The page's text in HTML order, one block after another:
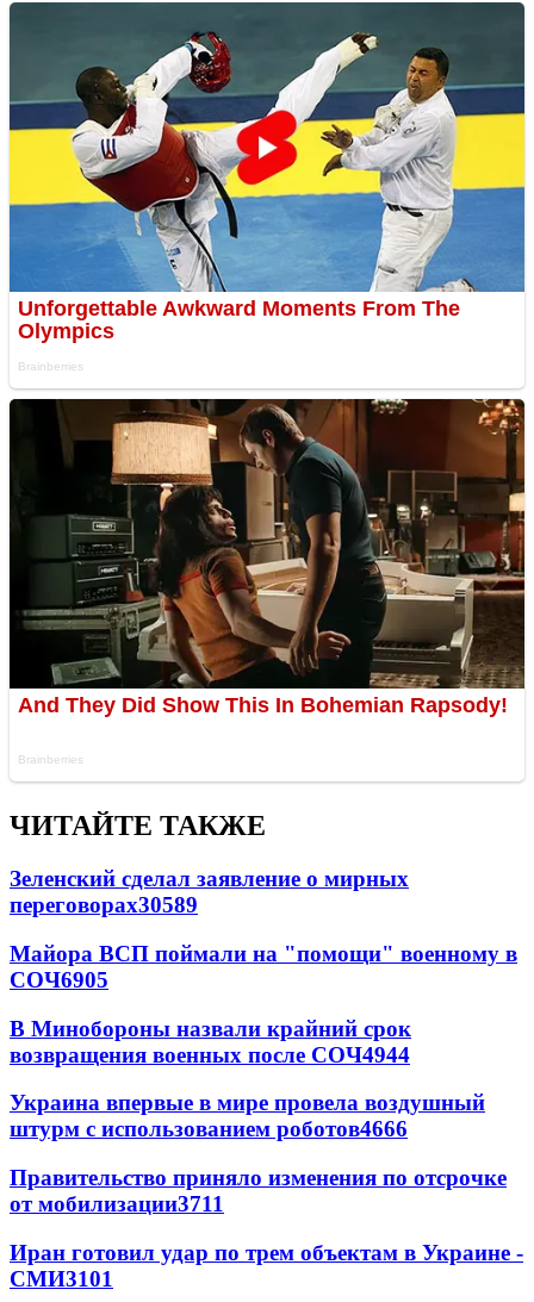
ЧИТАЙТЕ ТАКЖЕ
Зеленский сделал заявление о мирных
переговорах30589
Майора ВСП поймали на "помощи" военному в
СОЧ6905
В Минобороны назвали крайний срок
возвращения военных после СОЧ4944
Украина впервые в мире провела воздушный
штурм с использованием роботов4666
Правительство приняло изменения по отсрочке
от мобилизации3711
Иран готовил удар по трем объектам в Украине -
СМИ3101